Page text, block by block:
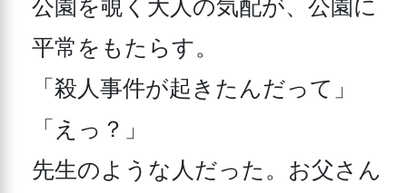
平常をもたらす。
「殺人事件が起きたんだって」
「えっ？」
先生のような人だった。お父さん